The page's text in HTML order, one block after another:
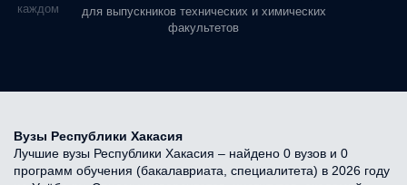
в каждом
для выпускников технических и химических
факультетов
Вузы Республики Хакасия
Лучшие вузы Республики Хакасия – найдено 0 вузов и 0
программ обучения (бакалавриата, специалитета) в 2026 году